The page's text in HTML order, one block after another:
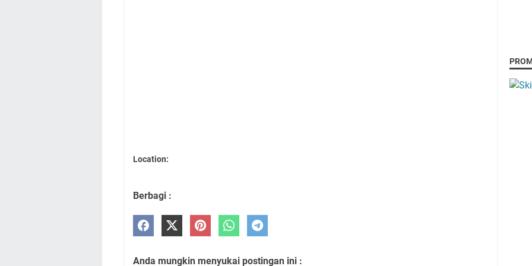
Location:
Berbagi :
Anda mungkin menyukai postingan ini :